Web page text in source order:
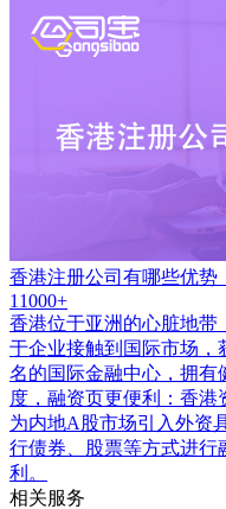
香港注册公司有哪些优势
11000+
香港位于亚洲的心脏地带
于企业接触到国际市场，
名的国际金融中心，拥有
度，融资页更便利：香港
为内地A股市场引入外资
行债券、股票等方式进行
利。
相关服务